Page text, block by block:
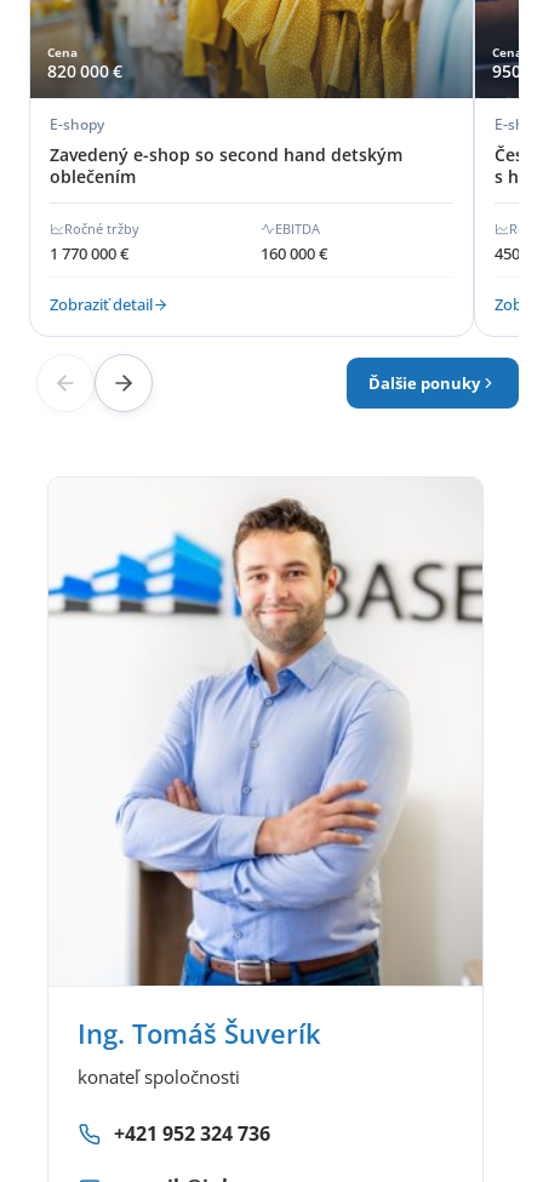
Cena
820 000 €
E-shopy
Zavedený e-shop so second hand detským
oblečením
Ročné tržby
1 770 000 €
EBITDA
160 000 €
Zobraziť detail
Cena
950
E-
s
450
Ďalšie ponuky
Ing. Tomáš Šuverík
konateľ spoločnosti
+421 952 324 736